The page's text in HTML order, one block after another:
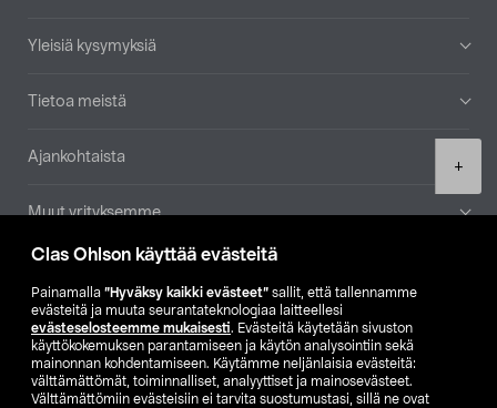
Clas Ohlson käyttää evästeitä
Painamalla ”Hyväksy kaikki evästeet” sallit, että tallennamme
evästeitä ja muuta seurantateknologiaa laitteellesi
evästeselosteemme mukaisesti. Evästeitä käytetään sivuston
käyttökokemuksen parantamiseen ja käytön analysointiin sekä
mainonnan kohdentamiseen. Käytämme neljänlaisia evästeitä:
välttämättömät, toiminnalliset, analyyttiset ja mainosevästeet.
Välttämättömiin evästeisiin ei tarvita suostumustasi, sillä ne ovat
+
Yleisiä kysymyksiä
Tietoa meistä
Ajankohtaista
Muut yrityksemme
Etsi myymälä
SE NO FI
FI SV